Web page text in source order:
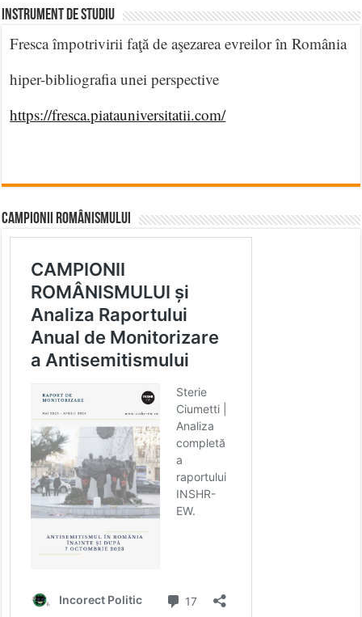
INSTRUMENT DE STUDIU
Fresca împotrivirii faţă de aşezarea evreilor în România
hiper-bibliografia unei perspective
https://fresca.piatauniversitatii.com/
CAMPIONII ROMÂNISMULUI